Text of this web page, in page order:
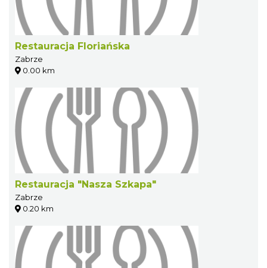
Restauracja Floriańska
Zabrze
0.00 km
Restauracja "Nasza Szkapa"
Zabrze
0.20 km